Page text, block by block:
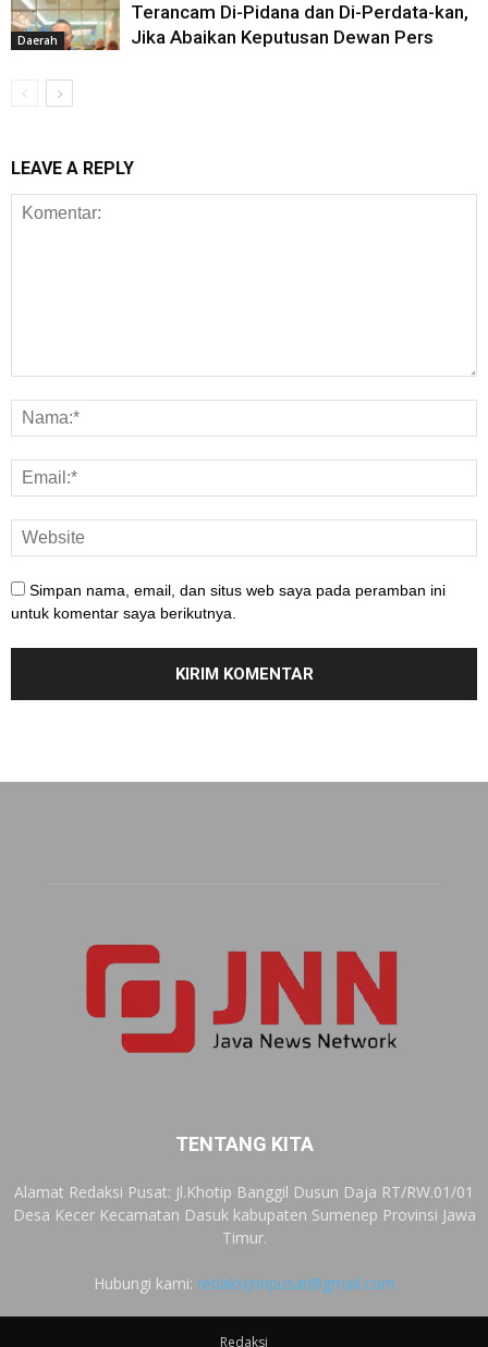
Daerah
Terancam Di-Pidana dan Di-Perdata-kan,
Jika Abaikan Keputusan Dewan Pers
LEAVE A REPLY
Simpan nama, email, dan situs web saya pada peramban ini
untuk komentar saya berikutnya.
TENTANG KITA
Alamat Redaksi Pusat: Jl.Khotip Banggil Dusun Daja RT/RW.01/01
Desa Kecer Kecamatan Dasuk kabupaten Sumenep Provinsi Jawa
Timur.
Hubungi kami: redaksijnnpusat@gmail.com
Redaksi